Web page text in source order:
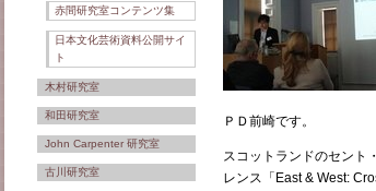
赤間研究室コンテンツ集
日本文化芸術資料公開サイ
ト
木村研究室
和田研究室
John Carpenter 研究室
古川研究室
ＰＤ前崎です。
スコットランドのセント
レンス「East & West: